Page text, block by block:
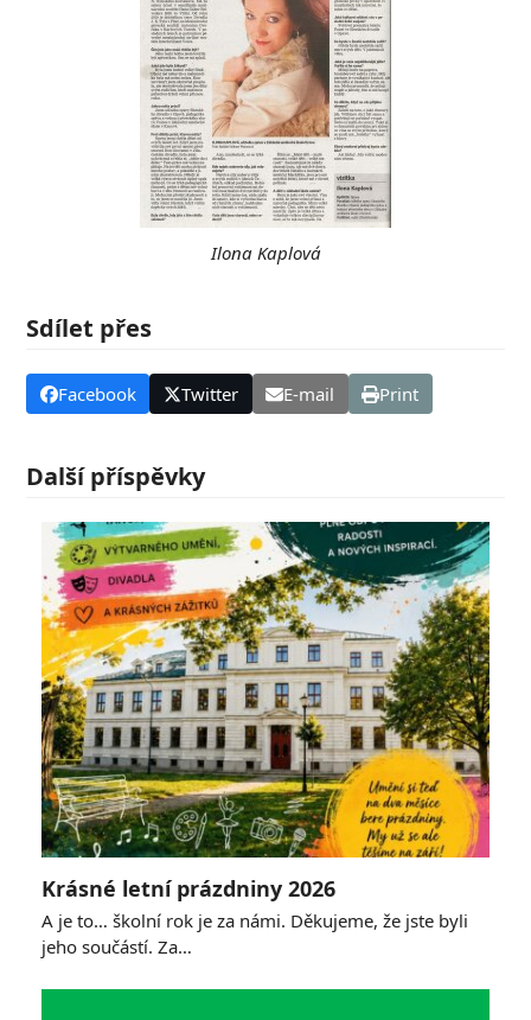
Ilona Kaplová
Sdílet přes
Facebook Twitter E-mail Print
Další příspěvky
Krásné letní prázdniny 2026
A je to… školní rok je za námi. Děkujeme, že jste byli
jeho součástí. Za…